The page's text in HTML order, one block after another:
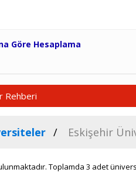
Göre Hesaplama
Rehberi
Eskişehir
Toplamda 3 adet